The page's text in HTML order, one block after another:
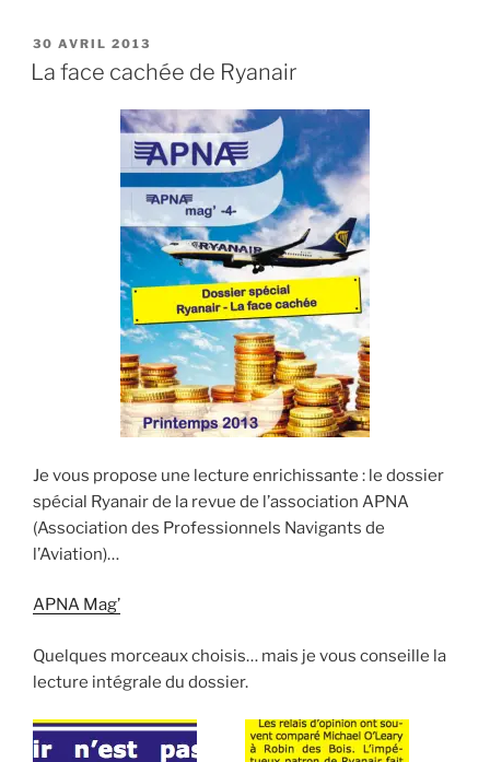
PUBLIÉ
LE
30 AVRIL 2013
La face cachée de Ryanair
Je vous propose une lecture enrichissante : le dossier
spécial Ryanair de la revue de l’association APNA
(Association des Professionnels Navigants de
l’Aviation)…
APNA Mag’
Quelques morceaux choisis… mais je vous conseille la
lecture intégrale du dossier.